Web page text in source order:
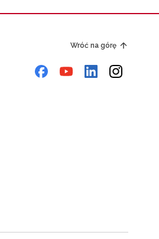
Wróć na górę